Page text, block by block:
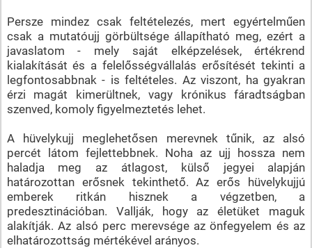
Persze mindez csak feltételezés, mert egyértelműen
csak a mutatóujj görbültsége állapítható meg, ezért a
javaslatom - mely saját elképzelések, értékrend
kialakítását és a felelősségvállalás erősítését tekinti a
legfontosabbnak - is feltételes. Az viszont, ha gyakran
érzi magát kimerültnek, vagy krónikus fáradtságban
szenved, komoly figyelmeztetés lehet.
A hüvelykujj meglehetősen merevnek tűnik, az alsó
percét látom fejlettebbnek. Noha az ujj hossza nem
haladja meg az átlagost, külső jegyei alapján
határozottan erősnek tekinthető. Az erős hüvelykujjú
emberek ritkán hisznek a végzetben, a
predesztinációban. Vallják, hogy az életüket maguk
alakítják. Az alsó perc merevsége az önfegyelem és az
elhatározottság mértékével arányos.